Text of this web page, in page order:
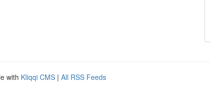
with Kliqqi CMS | All RSS Feeds